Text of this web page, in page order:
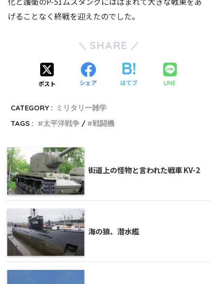
げることなく終戦を迎えたのでした。
SHARE
ポスト シェア はてブ LINE
CATEGORY : ミリタリー雑学
TAGS :
太平洋戦争 戦闘機
街道上の怪物と言われた戦車 KV-2
海の狼、潜水艦